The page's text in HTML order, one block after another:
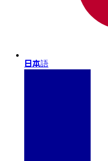
日本語